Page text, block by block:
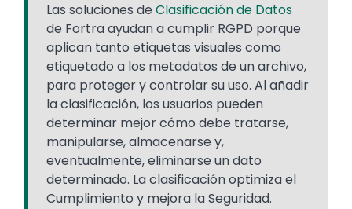
Las soluciones de Clasificación de Datos
de Fortra ayudan a cumplir RGPD porque
aplican tanto etiquetas visuales como
etiquetado a los metadatos de un archivo,
para proteger y controlar su uso. Al añadir
la clasificación, los usuarios pueden
determinar mejor cómo debe tratarse,
manipularse, almacenarse y,
eventualmente, eliminarse un dato
determinado. La clasificación optimiza el
Cumplimiento y mejora la Seguridad.